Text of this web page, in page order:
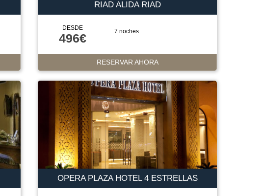
RIAD ALIDA RIAD
DESDE
496€ 7 noches
RESERVAR AHORA
OPERA PLAZA HOTEL 4 ESTRELLAS